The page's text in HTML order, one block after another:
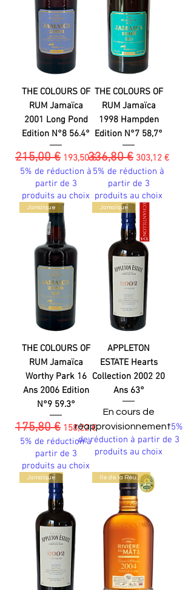
THE COLOURS OF
RUM Jamaïca
2001 Long Pond
Edition N°8 56.4°
Prix original
215,00 € Prix promotionnel
193,50 €
5% de réduction à
partir de 3
produits au choix
THE COLOURS OF
RUM Jamaïca
1998 Hampden
Edition N°7 58,7°
Prix original
336,80 € Prix
303,12 €
5% de réduction à
partir de 3
produits au choix
Jamaïque
THE COLOURS OF
RUM Jamaïca
Worthy Park 16
Ans 2006 Edition
N°9 59.3°
Prix original
175,80 € Prix promotionnel
158,22 €
5% de réduction à
partir de 3
produits au choix
Jamaïque
APPLETON
ESTATE Hearts
Collection 2002 20
Ans 63°
En cours de
réapprovisionnement5%
de réduction à partir de 3
produits au choix
Jamaïque Ile de la Réunion